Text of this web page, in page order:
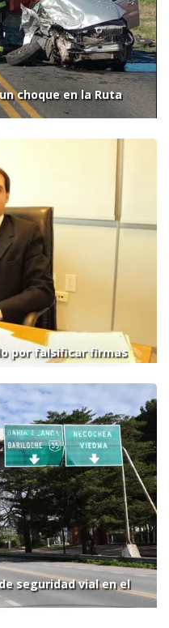
choque en la Ruta
por falsificar firmas
seguridad vial en el